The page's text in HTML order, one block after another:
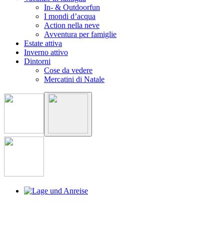
In- & Outdoorfun
I mondi d’acqua
Action nella neve
Avventura per famiglie
Estate attiva
Inverno attivo
Dintorni
Cose da vedere
Mercatini di Natale